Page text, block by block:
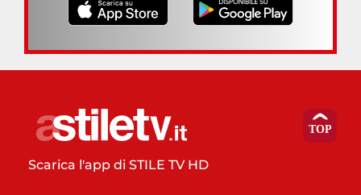
Scarica l'app di STILE TV HD